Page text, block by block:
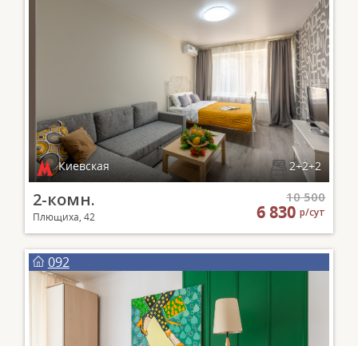
Киевская 2+2+2
2-комн.
Плющиха, 42
10 500
6 830р/сут
092